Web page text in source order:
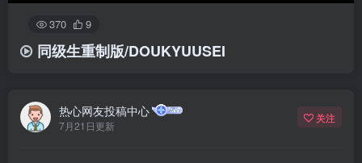
370 9
同级生重制版/DOUKYUUSEI
热心网友投稿中心
7月21日更新
关注